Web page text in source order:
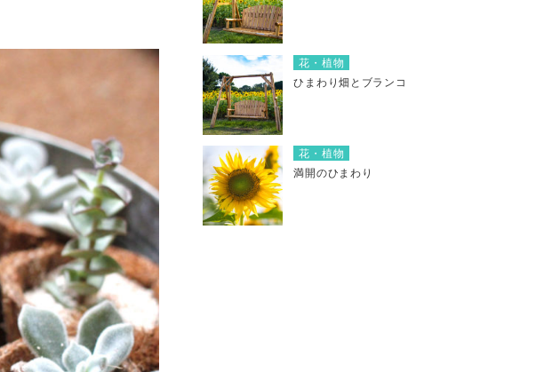
花・植物
ひまわり畑とブランコ
花・植物
満開のひまわり